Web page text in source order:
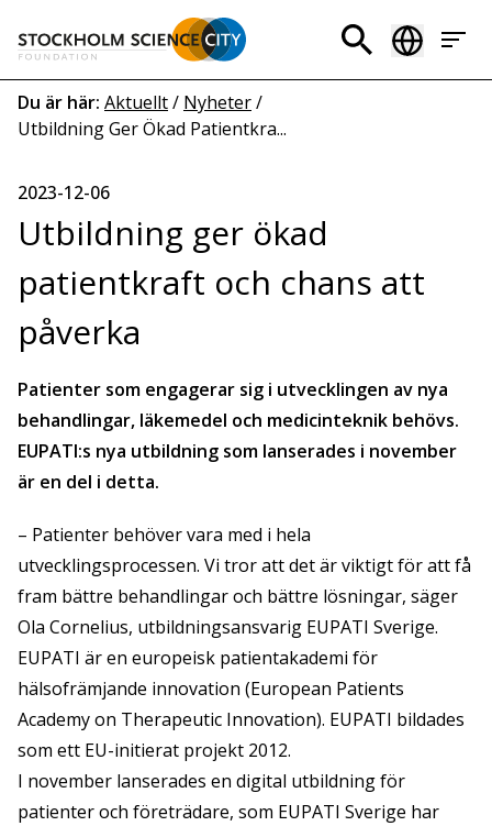
till
huvudinnehåll
Header
menu
Länkstig
Du är här: Aktuellt/ Nyheter/
Utbildning Ger Ökad Patientkra...
2023-12-06
Utbildning ger ökad
patientkraft och chans att
påverka
Patienter som engagerar sig i utvecklingen av nya
behandlingar, läkemedel och medicinteknik behövs.
EUPATI:s nya utbildning som lanserades i november
är en del i detta.
– Patienter behöver vara med i hela
utvecklingsprocessen. Vi tror att det är viktigt för att få
fram bättre behandlingar och bättre lösningar, säger
Ola Cornelius, utbildningsansvarig EUPATI Sverige.
EUPATI är en europeisk patientakademi för
hälsofrämjande innovation (European Patients
Academy on Therapeutic Innovation). EUPATI bildades
som ett EU-initierat projekt 2012.
I november lanserades en digital utbildning för
patienter och företrädare, som EUPATI Sverige har